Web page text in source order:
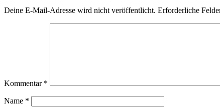
Deine E-Mail-Adresse wird nicht veröffentlicht. Erforderliche
Kommentar *
Name *